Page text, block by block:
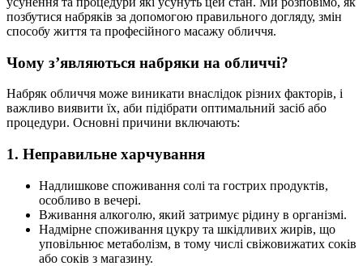
позбутися набряків за допомогою правильного догляду, змін
способу життя та професійного масажу обличчя.
Чому з’являються набряки на обличчі?
Набряк обличчя може виникати внаслідок різних факторів, і
важливо виявити їх, аби підібрати оптимальний засіб або
процедури. Основні причини включають:
1. Неправильне харчування
Надлишкове споживання солі та гострих продуктів,
особливо в вечері.
Вживання алкоголю, який затримує рідину в організмі.
Надмірне споживання цукру та шкідливих жирів, що
уповільнює метаболізм, в тому числі свіжовижатих соків
або соків з магазину.